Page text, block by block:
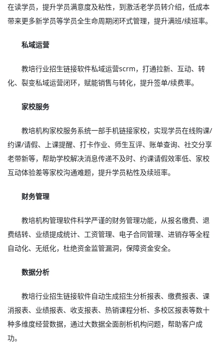
在读学员，提升学员满意度及粘性，到激活老学员转介绍，低成本
带来更多新学员等学员全生命周期闭环式管理，提升满班/续班率。
私域运营
教培行业招生链接软件私域运营scrm，打通拉新、互动、转
化、裂变私域运营闭环，赋能销售与转化，提升签单/续费率。
家校服务
教培机构家校服务系统一部手机链接家校，实现学员在线购课/
约课/请假、上课提醒、打卡作业、师生互评、账单查询、社交分享
老带新等，帮助学校解决消息传递不及时、约课请假效率低、家校
互动体验差等家校沟通难题，提升学员粘性及续班率。
财务管理
教培机构管理软件科学严谨的财务管理功能，从报名缴费、退
费结转、业绩提成统计、工资管理、电子合同管理、进销存等全程
自动化、无纸化，杜绝资金监管漏洞，保障资金安全。
数据分析
教培行业招生链接软件自动生成招生分析报表、缴费报表、课
消报表、业绩报表、收支报表、热销课程分析、多校区报表等数十
种多维度经营数据，通过大数据全面剖析机构问题，帮助客户成
功。